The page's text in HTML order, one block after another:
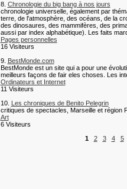
8. Chronologie du big bang à nos jours
chronologie universelle, également par
terre, de l'atmosphère, des océans, de la
des dinosaures, des mammifères, des
aussi par index alphabétique). Les faits
Pages personnelles
16 Visiteurs
9. BestMonde.com
BestMonde est un site qui a pour une
meilleurs façons de fair eles choses. Les
Ordinateurs et Internet
11 Visiteurs
10. Les chroniques de Benito Pelegrin
critiques de spectacles, Marseille et région
Art
6 Visiteurs
1
2 3 4 5